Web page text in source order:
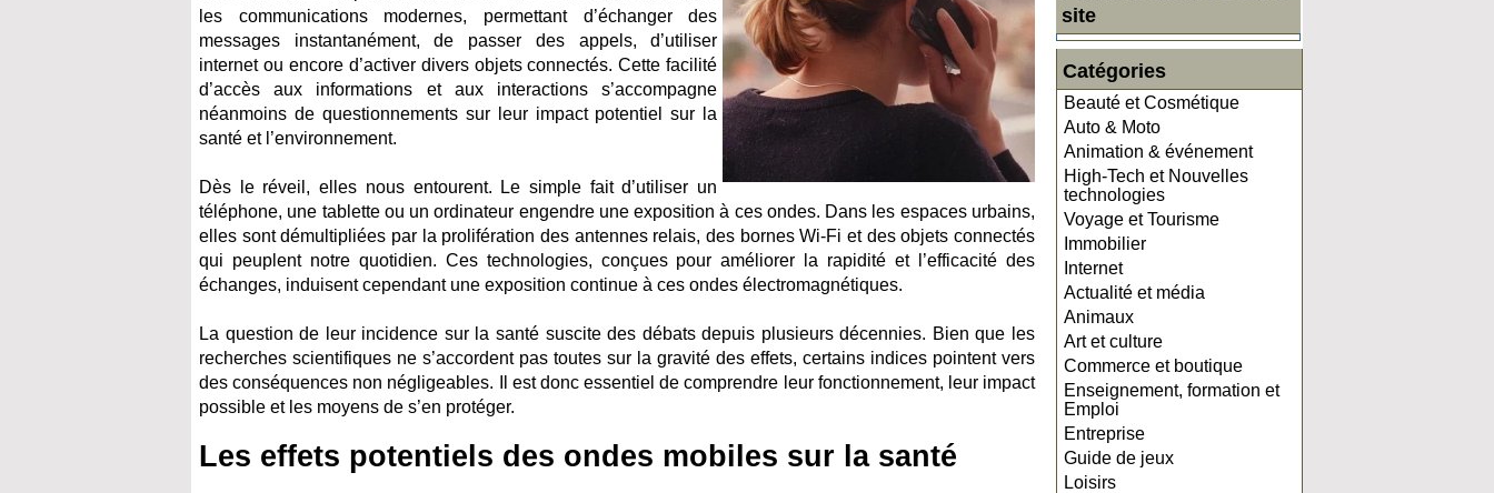
site
Catégories
Beauté et Cosmétique
Auto & Moto
Animation & événement
High-Tech et Nouvelles
technologies
Voyage et Tourisme
Immobilier
Internet
Actualité et média
Animaux
Art et culture
Commerce et boutique
Enseignement, formation et
Emploi
Entreprise
Guide de jeux
Loisirs
les communications modernes, permettant d’échanger des
messages instantanément, de passer des appels, d’utiliser
internet ou encore d’activer divers objets connectés. Cette facilité
d’accès aux informations et aux interactions s’accompagne
néanmoins de questionnements sur leur impact potentiel sur la
santé et l’environnement.
Dès le réveil, elles nous entourent. Le simple fait d’utiliser un
téléphone, une tablette ou un ordinateur engendre une exposition à ces ondes. Dans les espaces urbains,
elles sont démultipliées par la prolifération des antennes relais, des bornes Wi-Fi et des objets connectés
qui peuplent notre quotidien. Ces technologies, conçues pour améliorer la rapidité et l’efficacité des
échanges, induisent cependant une exposition continue à ces ondes électromagnétiques.
La question de leur incidence sur la santé suscite des débats depuis plusieurs décennies. Bien que les
recherches scientifiques ne s’accordent pas toutes sur la gravité des effets, certains indices pointent vers
des conséquences non négligeables. Il est donc essentiel de comprendre leur fonctionnement, leur impact
possible et les moyens de s’en protéger.
Les effets potentiels des ondes mobiles sur la santé